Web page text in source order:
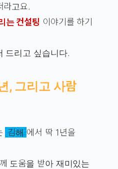
라고요.
는 컨설팅 이야기를 하기
드리고 싶습니다.
, 그리고 사람
김해 에서 딱 1년을
께 도움을 받아 재미있는